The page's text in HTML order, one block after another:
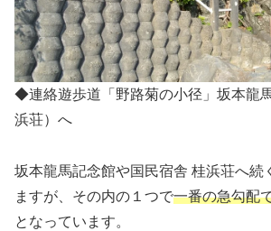
◆連絡遊歩道「野路菊の小径」坂本龍
浜荘）へ
坂本龍馬記念館や国民宿舎 桂浜荘へ続
ますが、その内の１つで一番の急勾配
となっています。